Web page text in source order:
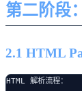
第二阶段
2.1 HTML
HTML 解析流程：